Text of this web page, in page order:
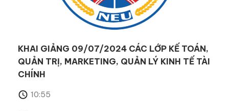
KHAI GIẢNG 09/07/2024 CÁC LỚP KẾ TOÁN,
QUẢN TRỊ, MARKETING, QUẢN LÝ KINH TẾ TÀI
CHÍNH
10:55